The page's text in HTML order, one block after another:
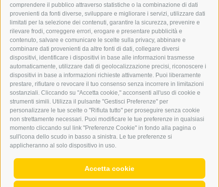
comprendere il pubblico attraverso statistiche o la combinazione di dati
provenienti da fonti diverse, sviluppare e migliorare i servizi, utilizzare dati
limitati per la selezione dei contenuti, garantire la sicurezza, prevenire e
rilevare frodi, correggere errori, erogare e presentare pubblicità e
contenuto, salvare e comunicare le scelte sulla privacy, abbinare e
combinare dati provenienti da altre fonti di dati, collegare diversi
dispositivi, identificare i dispositivi in base alle informazioni trasmesse
automaticamente, utilizzare dati di geolocalizzazione precisi, riconoscere i
dispositivi in base a informazioni richieste attivamente. Puoi liberamente
prestare, rifiutare o revocare il tuo consenso senza incorrere in limitazioni
sostanziali. Cliccando su "Accetta cookie," acconsenti all'uso di cookie e
strumenti simili. Utilizza il pulsante "Gestisci Preferenze" per
personalizzare le tue scelte o "Rifiuta tutto" per proseguire senza cookie
non strettamente necessari. Puoi modificare le tue preferenze in qualsiasi
momento cliccando sul link "Preferenze Cookie" in fondo alla pagina o
sull'icona dello scudo in basso a sinistra. Le tue preferenze si
applicheranno al solo dispositivo in uso.
Accetta cookie
PUBBLICITÀ NELL’ERKER
PUBBLICITÀ ONLINE
ADDEBITO DIRETTO SEPA
REGOLAMENTO COMMENTI
ONLINE VOTING
SERVICE
EVENTI
ANNUNCI
LINK UTILI
METEO
WEBCAM
VIDEO
NECROLOGI